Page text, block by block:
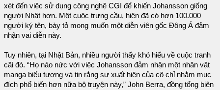
xét đến việc sử dụng công nghệ CGI để khiến Johansson giống
người Nhật hơn. Một cuộc trưng cầu, hiện đã có hơn 100.000
người ký tên, bày tỏ mong muốn một diễn viên gốc Đông Á đảm
nhận vai diễn này.
Tuy nhiên, tại Nhật Bản, nhiều người thấy khó hiểu về cuộc tranh
cãi đó. “Họ náo nức với việc Johansson đảm nhận một nhân vật
manga biểu tượng và tin rằng sự xuất hiện của cô chỉ nhằm mục
đích phổ biến hơn nữa bộ truyện này,” John Berra, đồng tổng biên